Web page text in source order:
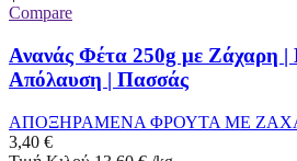
Compare
Ανανάς Φέτα 250g με Ζάχαρη
Απόλαυση | Πασσάς
ΑΠΟΞΗΡΑΜΕΝΑ ΦΡΟΥΤΑ ΜΕ
3,40 €